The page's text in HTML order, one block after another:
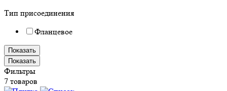
Тип присоединения
Фланцевое
Показать
Показать
Фильтры
7 товаров